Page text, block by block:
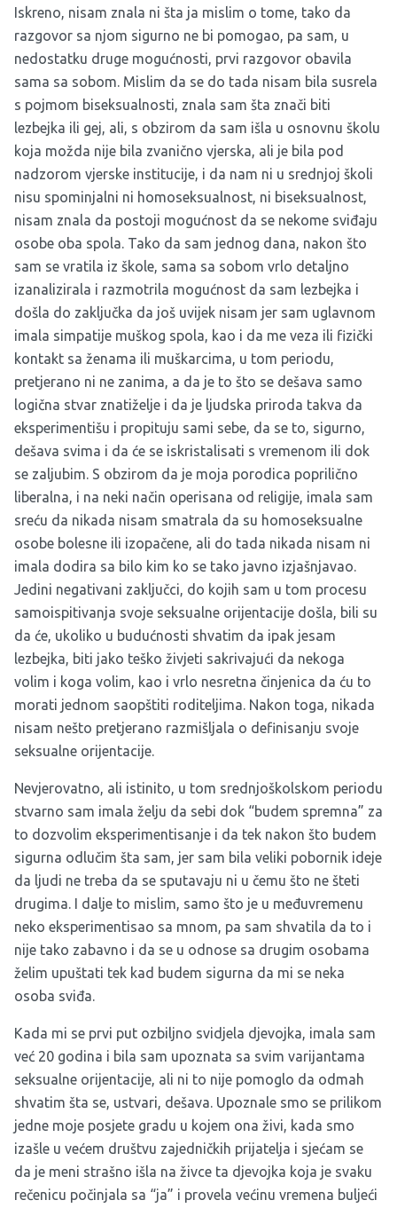
Iskreno, nisam znala ni šta ja mislim o tome, tako da
razgovor sa njom sigurno ne bi pomogao, pa sam, u
nedostatku druge mogućnosti, prvi razgovor obavila
sama sa sobom. Mislim da se do tada nisam bila susrela
s pojmom biseksualnosti, znala sam šta znači biti
lezbejka ili gej, ali, s obzirom da sam išla u osnovnu školu
koja možda nije bila zvanično vjerska, ali je bila pod
nadzorom vjerske institucije, i da nam ni u srednjoj školi
nisu spominjalni ni homoseksualnost, ni biseksualnost,
nisam znala da postoji mogućnost da se nekome sviđaju
osobe oba spola. Tako da sam jednog dana, nakon što
sam se vratila iz škole, sama sa sobom vrlo detaljno
izanalizirala i razmotrila mogućnost da sam lezbejka i
došla do zaključka da još uvijek nisam jer sam uglavnom
imala simpatije muškog spola, kao i da me veza ili fizički
kontakt sa ženama ili muškarcima, u tom periodu,
pretjerano ni ne zanima, a da je to što se dešava samo
logična stvar znatiželje i da je ljudska priroda takva da
eksperimentišu i propituju sami sebe, da se to, sigurno,
dešava svima i da će se iskristalisati s vremenom ili dok
se zaljubim. S obzirom da je moja porodica poprilično
liberalna, i na neki način operisana od religije, imala sam
sreću da nikada nisam smatrala da su homoseksualne
osobe bolesne ili izopačene, ali do tada nikada nisam ni
imala dodira sa bilo kim ko se tako javno izjašnjavao.
Jedini negativani zaključci, do kojih sam u tom procesu
samoispitivanja svoje seksualne orijentacije došla, bili su
da će, ukoliko u budućnosti shvatim da ipak jesam
lezbejka, biti jako teško živjeti sakrivajući da nekoga
volim i koga volim, kao i vrlo nesretna činjenica da ću to
morati jednom saopštiti roditeljima. Nakon toga, nikada
nisam nešto pretjerano razmišljala o definisanju svoje
seksualne orijentacije.
Nevjerovatno, ali istinito, u tom srednjoškolskom periodu
stvarno sam imala želju da sebi dok “budem spremna” za
to dozvolim eksperimentisanje i da tek nakon što budem
sigurna odlučim šta sam, jer sam bila veliki pobornik ideje
da ljudi ne treba da se sputavaju ni u čemu što ne šteti
drugima. I dalje to mislim, samo što je u međuvremenu
neko eksperimentisao sa mnom, pa sam shvatila da to i
nije tako zabavno i da se u odnose sa drugim osobama
želim upuštati tek kad budem sigurna da mi se neka
osoba sviđa.
Kada mi se prvi put ozbiljno svidjela djevojka, imala sam
već 20 godina i bila sam upoznata sa svim varijantama
seksualne orijentacije, ali ni to nije pomoglo da odmah
shvatim šta se, ustvari, dešava. Upoznale smo se prilikom
jedne moje posjete gradu u kojem ona živi, kada smo
izašle u većem društvu zajedničkih prijatelja i sjećam se
da je meni strašno išla na živce ta djevojka koja je svaku
rečenicu počinjala sa “ja” i provela većinu vremena buljeći